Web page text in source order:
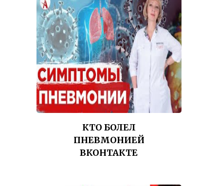
КТО БОЛЕЛ
ПНЕВМОНИЕЙ
ВКОНТАКТЕ